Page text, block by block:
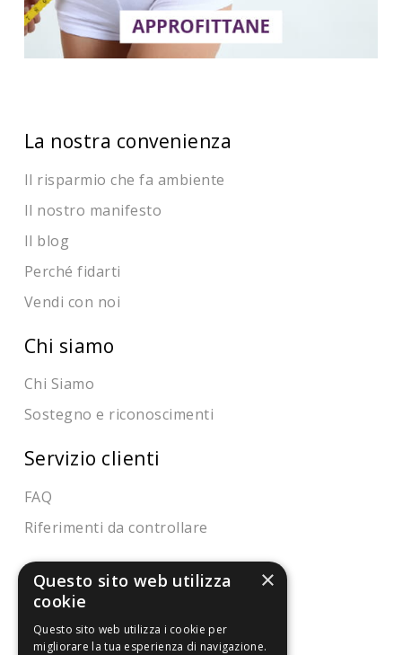
La nostra convenienza
Il risparmio che fa ambiente
Il nostro manifesto
Il blog
Perché fidarti
Vendi con noi
Chi siamo
Chi Siamo
Sostegno e riconoscimenti
Servizio clienti
FAQ
Riferimenti da controllare
Condizioni di vendita
Termini di vendita
Spedizione
×
Questo sito web utilizza
cookie
Questo sito web utilizza i cookie per
migliorare la tua esperienza di navigazione.